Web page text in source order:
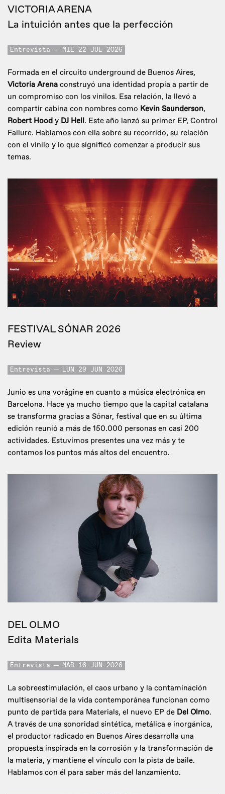
VICTORIA ARENA
La intuición antes que la perfección
Entrevista MIE 22 JUL 2026
Formada en el circuito underground de Buenos Aires,
Victoria Arena construyó una identidad propia a partir de
un compromiso con los vinilos. Esa relación, la llevó a
compartir cabina con nombres como Kevin Saunderson,
Robert Hood y DJ Hell. Este año lanzó su primer EP, Control
Failure. Hablamos con ella sobre su recorrido, su relación
con el vinilo y lo que significó comenzar a producir sus
temas.
FESTIVAL SÓNAR 2026
Review
Entrevista LUN 29 JUN 2026
Junio es una vorágine en cuanto a música electrónica en
Barcelona. Hace ya mucho tiempo que la capital catalana
se transforma gracias a Sónar, festival que en su última
edición reunió a más de 150.000 personas en casi 200
actividades. Estuvimos presentes una vez más y te
contamos los puntos más altos del encuentro.
DEL OLMO
Edita Materials
Entrevista MAR 16 JUN 2026
La sobreestimulación, el caos urbano y la contaminación
multisensorial de la vida contemporánea funcionan como
punto de partida para Materials, el nuevo EP de Del Olmo.
A través de una sonoridad sintética, metálica e inorgánica,
el productor radicado en Buenos Aires desarrolla una
propuesta inspirada en la corrosión y la transformación de
la materia, y mantiene el vínculo con la pista de baile.
Hablamos con él para saber más del lanzamiento.